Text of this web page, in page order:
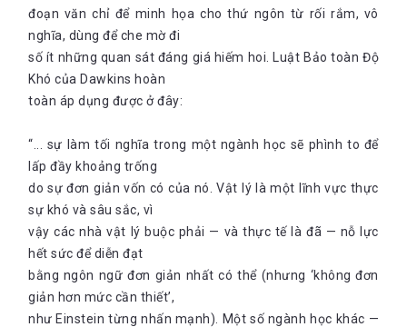
đoạn văn chỉ để minh họa cho thứ ngôn từ rối rắm, vô
nghĩa, dùng để che mờ đi
số ít những quan sát đáng giá hiếm hoi. Luật Bảo toàn Độ
Khó của Dawkins hoàn
toàn áp dụng được ở đây:
“... sự làm tối nghĩa trong một ngành học sẽ phình to để
lấp đầy khoảng trống
do sự đơn giản vốn có của nó. Vật lý là một lĩnh vực thực
sự khó và sâu sắc, vì
vậy các nhà vật lý buộc phải — và thực tế là đã — nỗ lực
hết sức để diễn đạt
bằng ngôn ngữ đơn giản nhất có thể (nhưng ‘không đơn
giản hơn mức cần thiết’,
như Einstein từng nhấn mạnh). Một số ngành học khác —